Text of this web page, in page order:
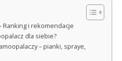
Ranking i rekomendacje
dla siebie?
– pianki, spraye,